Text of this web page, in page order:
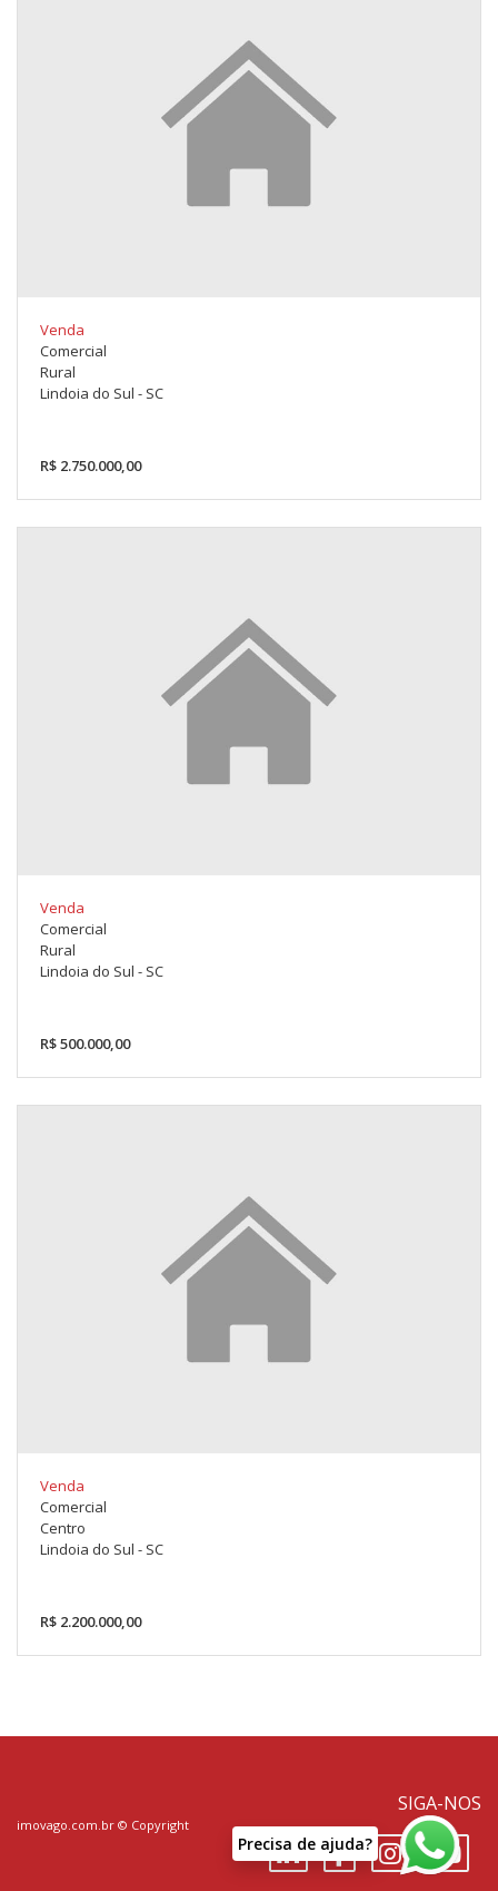
Venda
Comercial
Rural
Lindoia do Sul - SC
R$ 2.750.000,00
Venda
Comercial
Rural
Lindoia do Sul - SC
R$ 500.000,00
Venda
Comercial
Centro
Lindoia do Sul - SC
R$ 2.200.000,00
imovago.com.br © Copyright
SIGA-NOS
Precisa de ajuda?